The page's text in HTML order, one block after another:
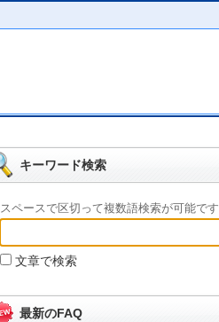
キーワード検索
スペースで区切って複数語検索が可能です
文章で検索
最新のFAQ